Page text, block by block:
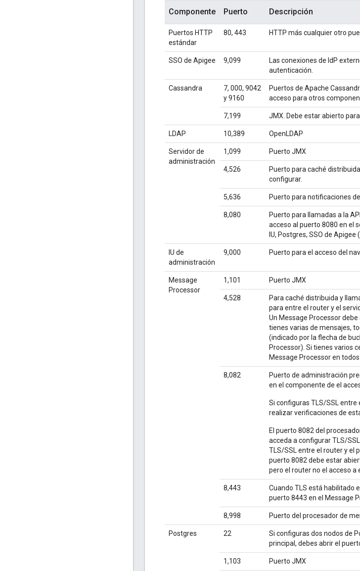
Componente Puerto Descripción
Puertos HTTP
estándar
80, 443 HTTP más cualquier otro
SSO de Apigee 9,099
Las conexiones de IdP
autenticación.
Cassandra
7, 000, 9042
y 9160
Puertos de Apache
acceso para otros
7,199 JMX. Debe estar abierto
LDAP 10,389 OpenLDAP
Servidor de
administración
1,099 Puerto JMX
4,526
Puerto para caché
configurar.
5,636 Puerto para notificaciones
8,080
Puerto para llamadas a la
acceso al puerto 8080 en el
IU, Postgres, SSO de
IU de
administración
9,000 Puerto para el acceso del
Message
Processor
1,101 Puerto JMX
4,528
Para caché distribuida y
para entre el router y el
Un Message Processor
tienes varias de mensajes,
(indicado por la flecha de
Processor). Si tienes varios
Message Processor en
8,082
Puerto de administración
en el componente de el
Si configuras TLS/SSL entre
realizar verificaciones de
El puerto 8082 del
acceda a configurar TLS/
TLS/SSL entre el router y el
puerto 8082 debe estar
pero el router no el acceso a
8,443
Cuando TLS está habilitado
puerto 8443 en el Message
8,998 Puerto del procesador de
Postgres 22
Si configuras dos nodos de
principal, debes abrir el
1,103 Puerto JMX